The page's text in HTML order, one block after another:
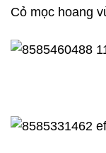
Cỏ mọc hoang